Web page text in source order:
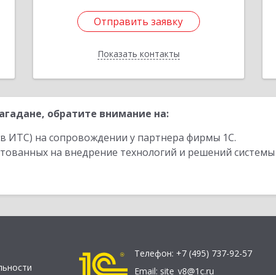
Отправить заявку
Показать контакты
Отправить заявку
Назад
обратите внимание на:
ИТС) на сопровождении у партнера фирмы 1С.
на внедрение технологий и решений
Телефон: +7 (495) 737-92-57
Email: site_v8@1c.ru